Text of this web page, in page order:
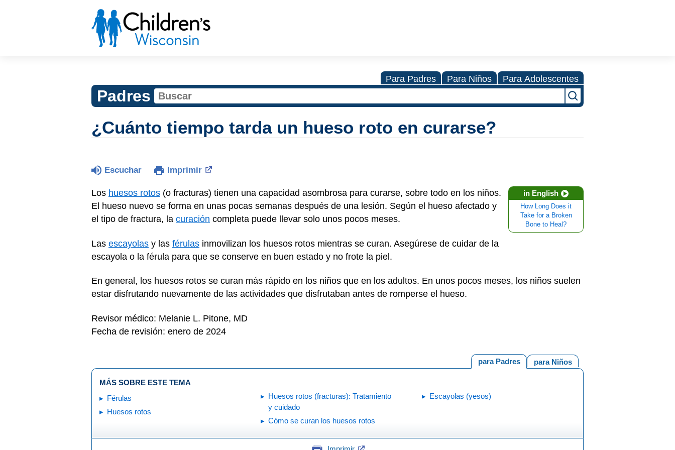
Para Padres Para Niños Para Adolescentes
Padres
¿Cuánto tiempo tarda un hueso roto en curarse?
Escuchar Imprimir
in English
How Long Does it
Take for a Broken
Bone to Heal?
Los huesos rotos (o fracturas) tienen una capacidad asombrosa para curarse, sobre todo en los niños.
El hueso nuevo se forma en unas pocas semanas después de una lesión. Según el hueso afectado y
el tipo de fractura, la curación completa puede llevar solo unos pocos meses.
Las escayolas y las férulas inmovilizan los huesos rotos mientras se curan. Asegúrese de cuidar de la
escayola o la férula para que se conserve en buen estado y no frote la piel.
En general, los huesos rotos se curan más rápido en los niños que en los adultos. En unos pocos meses, los niños suelen
estar disfrutando nuevamente de las actividades que disfrutaban antes de romperse el hueso.
Revisor médico: Melanie L. Pitone, MD
Fecha de revisión: enero de 2024
para Niños
para Padres
MÁS SOBRE ESTE TEMA
Férulas
Huesos rotos
Huesos rotos (fracturas): Tratamiento
y cuidado
Cómo se curan los huesos rotos
Escayolas (yesos)